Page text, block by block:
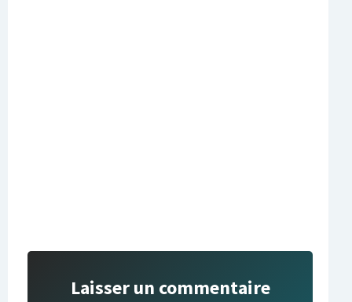
Laisser un commentaire